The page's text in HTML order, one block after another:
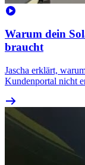
Warum dein
braucht
Jascha erklärt,
Kundenportal nicht